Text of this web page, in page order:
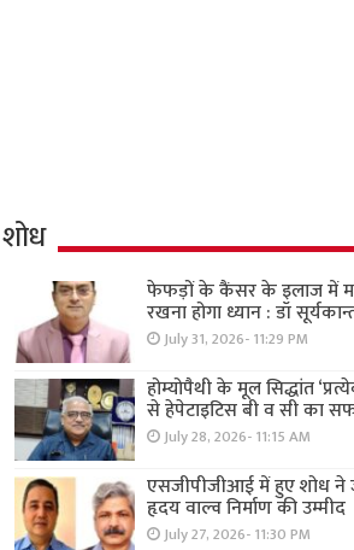
शोध
फेफड़ों के कैंसर के इलाज में
रखना होगा ध्यान : डॉ
July 31, 2026- 11:29 PM
होम्योपैथी के मूल सिद्धांत
से हेपेटाइटिस बी व सी का
July 28, 2026- 11:15 AM
एसजीपीजीआई में हुए शोध
हृदय वाल्व निर्माण की उम्मीद
July 27, 2026- 11:30 PM